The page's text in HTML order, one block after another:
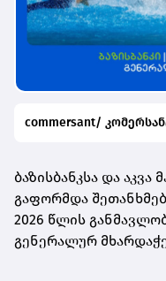
commersant/
ბაზისბანკსა და
გაფორმდა
2026 წლის
გენერალურ